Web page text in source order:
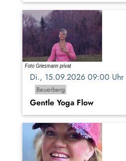
Di., 15.09.2026 09:00 Uhr
Beuerberg
Gentle Yoga Flow